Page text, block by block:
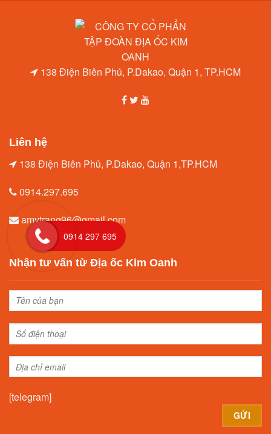
138 Điện Biên Phủ, P.Dakao, Quận 1, TP.HCM
Liên hệ
138 Điện Biên Phủ, P.Dakao, Quận 1,TP.HCM
0914.297.695
amytrang96@gmail.com
Nhận tư vấn từ Địa ốc Kim Oanh
[telegram]
0914 297 695